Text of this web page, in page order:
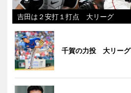
吉田は２安打１打点 大リーグ
千賀の力投 大リーグ